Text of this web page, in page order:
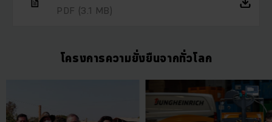
PDF (3.1 MB)
โครงการความยั่งยืนจากทั่วโลก